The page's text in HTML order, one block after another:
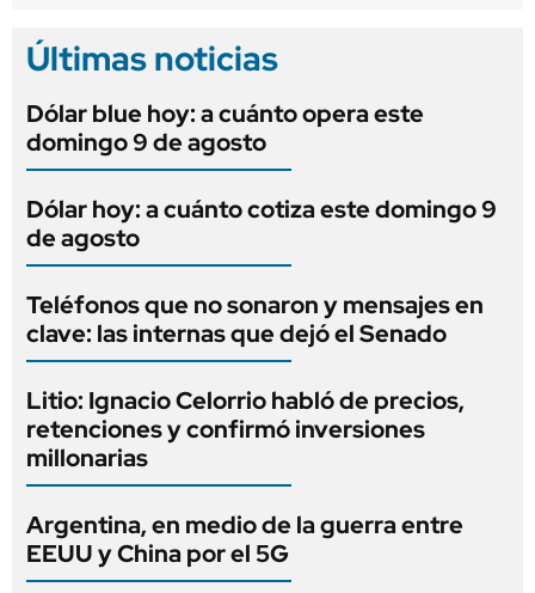
Últimas noticias
Dólar blue hoy: a cuánto opera este
domingo 9 de agosto
Dólar hoy: a cuánto cotiza este domingo 9
de agosto
Teléfonos que no sonaron y mensajes en
clave: las internas que dejó el Senado
Litio: Ignacio Celorrio habló de precios,
retenciones y confirmó inversiones
millonarias
Argentina, en medio de la guerra entre
EEUU y China por el 5G